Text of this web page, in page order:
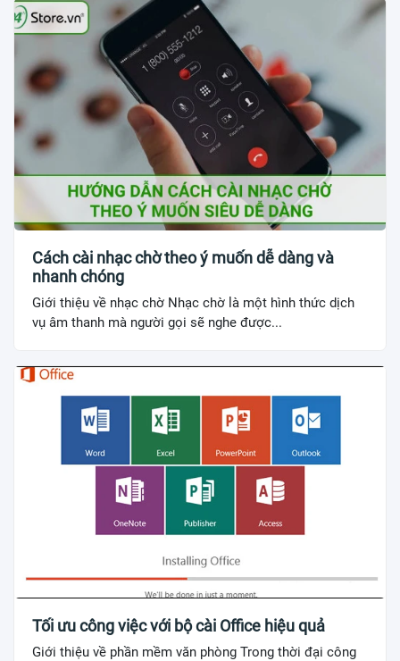
Cách cài nhạc chờ theo ý muốn dễ dàng và
nhanh chóng
Giới thiệu về nhạc chờ Nhạc chờ là một hình thức dịch
vụ âm thanh mà người gọi sẽ nghe được...
Tối ưu công việc với bộ cài Office hiệu quả
Giới thiệu về phần mềm văn phòng Trong thời đại công